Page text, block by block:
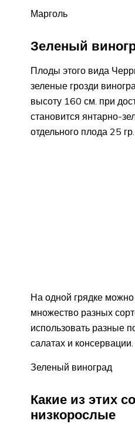
Марголь
Зеленый
Плоды этого вида
зеленые грозди
высоту 160 см. при
становится янтарно-
отдельного плода 25 гр.
На одной грядке
множество разных
использовать разные
салатах и консервации.
Зеленый виноград
Какие из этих
низкорослые